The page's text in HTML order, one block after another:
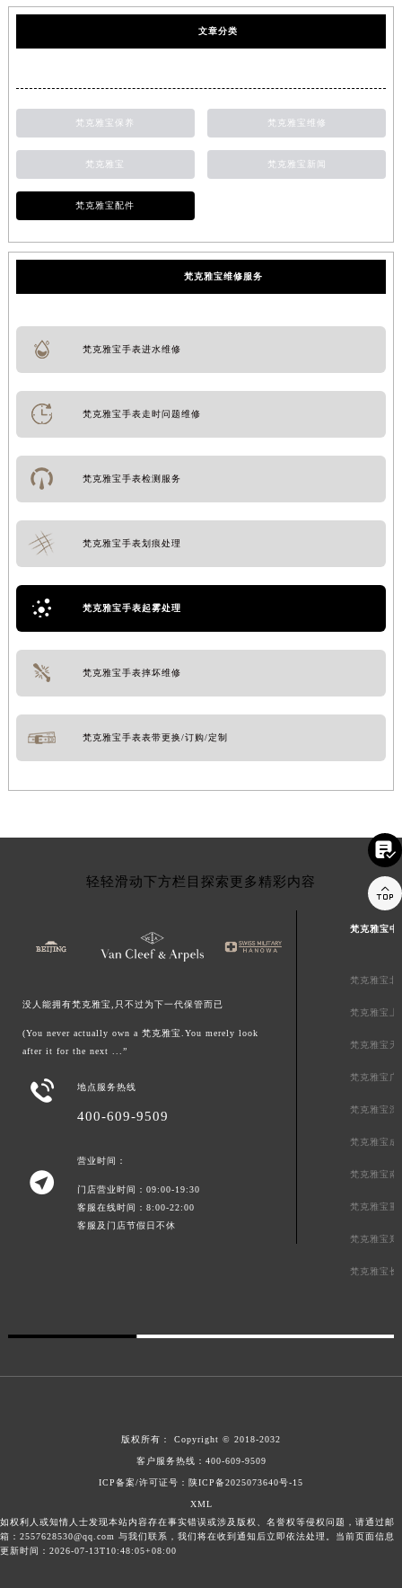
文章分类
梵克雅宝保养 梵克雅宝维修
梵克雅宝 梵克雅宝新闻
梵克雅宝配件
梵克雅宝维修服务
梵克雅宝手表进水维修
梵克雅宝手表走时问题维修
梵克雅宝手表检测服务
梵克雅宝手表划痕处理
梵克雅宝手表起雾处理
梵克雅宝手表摔坏维修
梵克雅宝手表表带更换/订购/定制
轻轻滑动下方栏目探索更多精彩内容
没人能拥有梵克雅宝,只不过为下一代保管而已
(You never actually own a 梵克雅宝.You merely look
after it for the next ...”
 地点服务热线
400-609-9509

营业时间：
门店营业时间：09:00-19:30
客服在线时间：8:00-22:00
客服及门店节假日不休
梵克雅宝中
梵克雅宝北
梵克雅宝上
梵克雅宝天
梵克雅宝广
梵克雅宝深
梵克雅宝成
梵克雅宝南
梵克雅宝重
梵克雅宝郑
梵克雅宝长
版权所有： Copyright © 2018-2032
客户服务热线： 400-609-9509
ICP备案/许可证号：陕ICP备2025073640号-15
XML
如权利人或知情人士发现本站内容存在事实错误或涉及版权、名誉权等侵权问题，请通过邮
箱：2557628530@qq.com 与我们联系，我们将在收到通知后立即依法处理。当前页面信息
更新时间：2026-07-13T10:48:05+08:00

